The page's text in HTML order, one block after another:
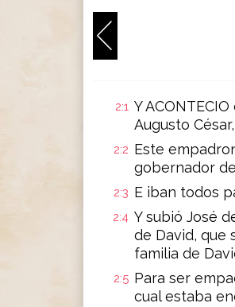
2:1 Y
Augusto
2:2 Este
gobernador
2:3 E iban todos
2:4 Y subió José
de David, que
familia de
2:5 Para ser
cual estaba